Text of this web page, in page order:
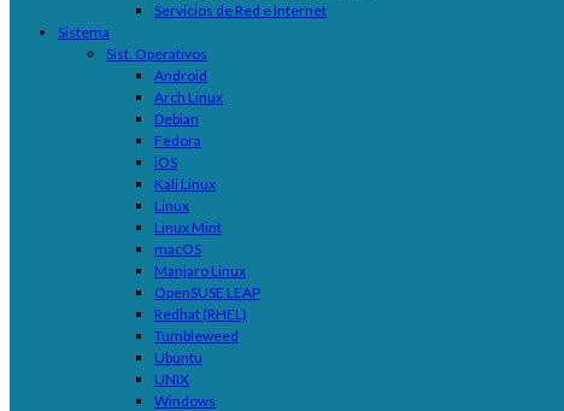
Servicios de Red e Internet
Sistema
Sist. Operativos
Android
Arch Linux
Debian
Fedora
iOS
Kali Linux
Linux
Linux Mint
macOS
Manjaro Linux
OpenSUSE LEAP
Redhat (RHEL)
Tumbleweed
Ubuntu
UNIX
Windows